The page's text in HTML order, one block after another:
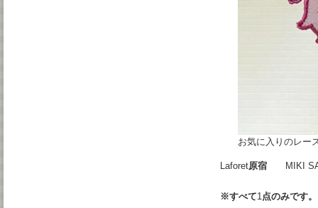
お気に入りのレー
Laforet原宿 MIKI
※すべて1点のみです。